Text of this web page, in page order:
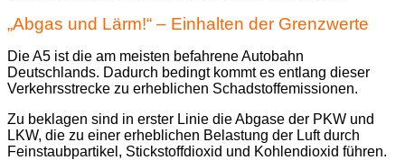
„Abgas und Lärm!“ – Einhalten der Grenzwerte
Die A5 ist die am meisten befahrene Autobahn
Deutschlands. Dadurch bedingt kommt es entlang dieser
Verkehrsstrecke zu erheblichen Schadstoffemissionen.
Zu beklagen sind in erster Linie die Abgase der PKW und
LKW, die zu einer erheblichen Belastung der Luft durch
Feinstaubpartikel, Stickstoffdioxid und Kohlendioxid führen.